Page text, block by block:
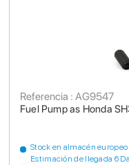
Fuel Pump as Honda
Referencia : AG9547
Stock en almacén europeo
Estimación de llegada 6